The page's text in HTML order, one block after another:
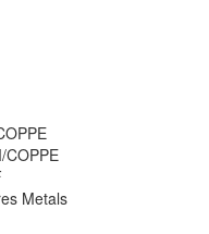
COPPE
Metals